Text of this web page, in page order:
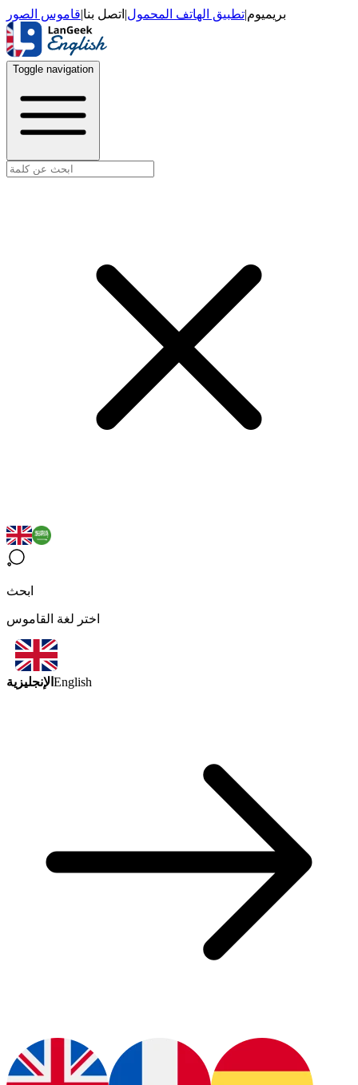
بريميوم|تطبيق الهاتف المحمول| اتصل بنا|قاموس الصور
Toggle navigation
ابحث
اختر لغة القاموس
الإنجليزية English